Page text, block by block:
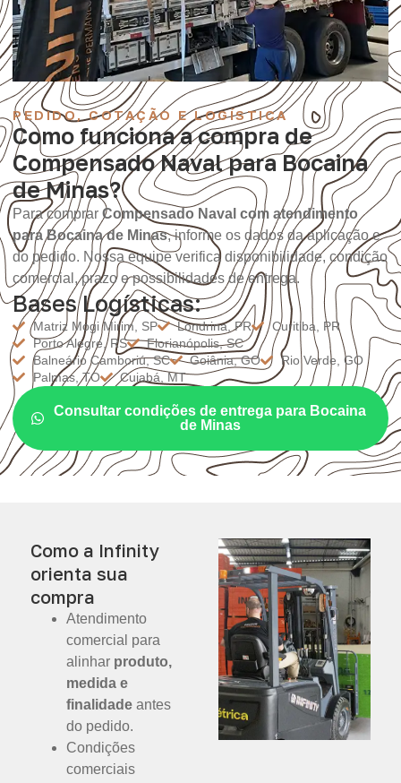
PEDIDO, COTAÇÃO E LOGÍSTICA
Como funciona a compra de
Compensado Naval para Bocaina
de Minas?
Para comprar Compensado Naval com atendimento
para Bocaina de Minas, informe os dados da aplicação e
do pedido. Nossa equipe verifica disponibilidade, condição
comercial, prazo e possibilidades de entrega.
Bases Logísticas:
Matriz Mogi Mirim, SP Londrina, PR
Curitiba, PR
Porto Alegre, RS
Florianópolis, SC
Balneário Camboriú, SC
Goiânia, GO
Rio Verde, GO
Palmas, TO
Cuiabá, MT
Consultar condições de entrega para Bocaina
de Minas
Como a Infinity
orienta sua
compra
Atendimento
comercial para
alinhar produto,
medida e
finalidade antes
do pedido.
Condições
comerciais